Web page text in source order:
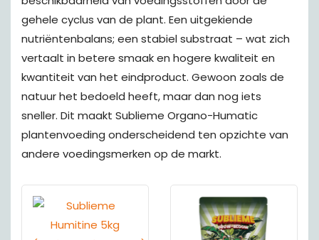
gehele cyclus van de plant. Een uitgekiende
nutriëntenbalans; een stabiel substraat – wat zich
vertaalt in betere smaak en hogere kwaliteit en
kwantiteit van het eindproduct. Gewoon zoals de
natuur het bedoeld heeft, maar dan nog iets
sneller. Dit maakt Sublieme Organo-Humatic
plantenvoeding onderscheidend ten opzichte van
andere voedingsmerken op de markt.